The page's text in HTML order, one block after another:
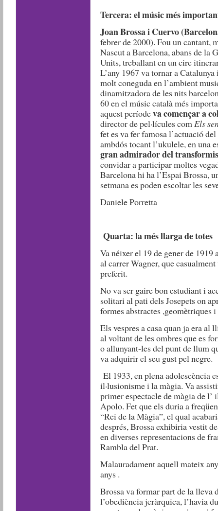
Tercera: el músic més
Joan Brossa i Cuervo
febrer de 2000). Fou un cantant,
Nascut a Barcelona, abans de la
Units, treballant en un circ
L’any 1967 va tornar a
molt coneguda en l’ambient
dinamitzadora de les nits
60 en el músic català més
aquest períodeva començar a
director de pel·lícules comEls
fet es va fer famosa l’actuació
ambdós tocant l’ukulele, en una
gran admirador del
convidar a participar moltes
Barcelona hi ha l’Espai Brossa,
setmana es poden escoltar les
Daniele Porretta
—
Quarta: la més llarga de totes
Va néixer el 19 de gener de
al carrer Wagner, que
preferit.
No va ser gaire bon estudiant i
solitari al pati dels Josepets on
formes abstractes ,geomètriques
Els vespres a casa quan ja era al
al voltant de les ombres que es
o allunyant-les del punt de llum
va adquirir el seu gust pel negre.
El 1933, en plena adolescència
il·lusionisme i la màgia. Va
primer espectacle de màgia de
Apolo. Fet que els duria a
“Rei de la Màgia”, el qual
després, Brossa exhibiria vestit
en diverses representacions de
Rambla del Prat.
Malauradament aquell mateix
anys .
Brossa va formar part de la lleva
l’obediència jeràrquica, l’havia